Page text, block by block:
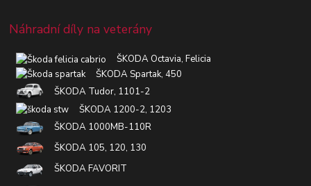
Náhradní díly na veterány
ŠKODA Octavia, Felicia
ŠKODA Spartak, 450
ŠKODA Tudor, 1101-2
ŠKODA 1200-2, 1203
ŠKODA 1000MB-110R
ŠKODA 105, 120, 130
ŠKODA FAVORIT